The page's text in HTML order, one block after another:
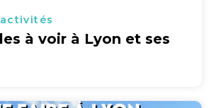
à voir à Lyon et ses